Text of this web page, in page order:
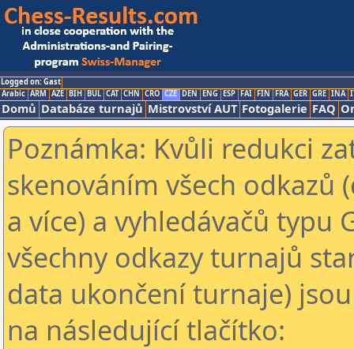
Logged on: Gast
Arabic ARM AZE BIH BUL CAT CHN CRO CZE DEN ENG ESP FAI FIN FRA GER GRE INA
Domů Databáze turnajů Mistrovství AUT Fotogalerie FAQ
Poznámka: Kvůli redukci
skenováním všech odkazů
a více) a vyhledávačů typu
všechny odkazy turnajů
data ukončení turnaje)
na následující tlačítko: